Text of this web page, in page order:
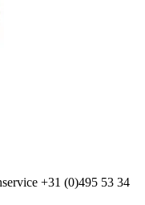
+31 (0)495 53 34